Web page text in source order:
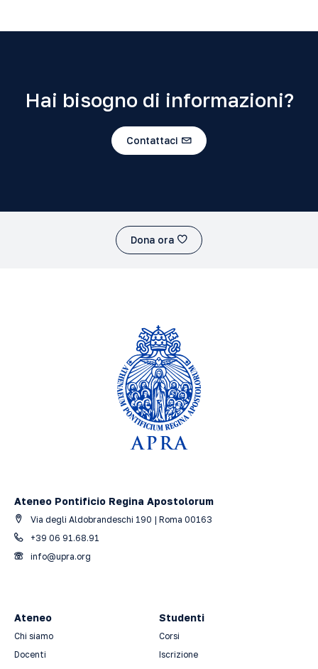
Hai bisogno di informazioni?
Contattaci
Dona ora
Ateneo Pontificio Regina Apostolorum
Via degli Aldobrandeschi 190 | Roma 00163
+39 06 91.68.91
info@upra.org
Ateneo
Chi siamo
Docenti
Studenti
Corsi
Iscrizione